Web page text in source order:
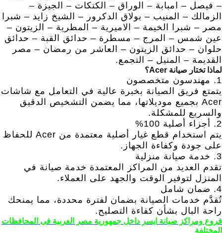
– فيصل – امبابة – الوراق – الكتكات – الجيزة –
الزمالك – المنيب – بولاق الدكرور – الشيخ زايد – شبرا
مصر – شبرا الخيمة – الاميرية – المطرية – الزيتون –
عين شمس – المرج – مسطرة – حدائق القبة – حدائق
حلوان – حدائق الزيتون – العاشر من رمضان – مصر
القديمة – المنيل – التجمع.
لماذا تختار صيانة Acer؟
1. مهندسون متخصصون
يتمتع فريق الصيانة بخبرة عالية في التعامل مع شاشات
Acer بجميع موديلاتها، مما يضمن التشخيص الدقيق
والسريع للمشكلة.
2. أجزاء أصلية 100%
يتم استخدام قطع غيار أصلية معتمدة من Acer للحفاظ
على جودة وكفاءة الجهاز.
3. خدمة صيانة منزلية
تقدم العديد من المراكز المعتمدة خدمة صيانة في
المنزل لتوفير الوقت والجهد على العملاء.
4. ضمان شامل
تُقدَّم خدمات الصيانة بضمان لفترة محددة، مما يمنحك
راحة البال بشأن كفاءة التصليح.
فروع ومراكز صيانة ايسر داخل جمهورية مصر العربية فى المحافظات
المختلفة